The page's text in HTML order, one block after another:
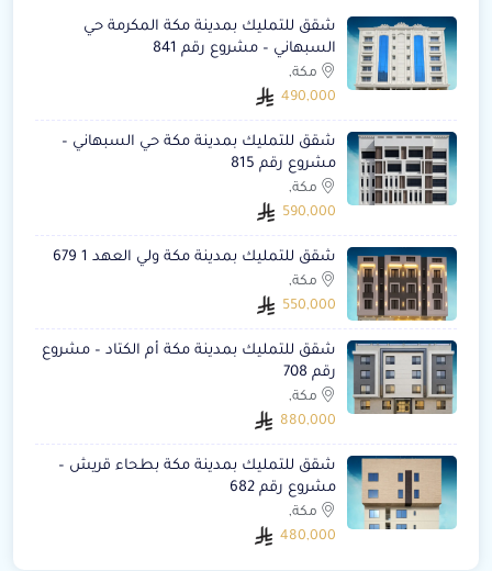
شقق للتمليك بمدينة مكة المكرمة حي
السبهاني – مشروع رقم 841
مكة,
490,000
شقق للتمليك بمدينة مكة حي السبهاني –
مشروع رقم 815
مكة,
590,000
شقق للتمليك بمدينة مكة ولي العهد 1 679
مكة,
550,000
شقق للتمليك بمدينة مكة أم الكتاد – مشروع
رقم 708
مكة,
880,000
شقق للتمليك بمدينة مكة بطحاء قريش –
مشروع رقم 682
مكة,
480,000